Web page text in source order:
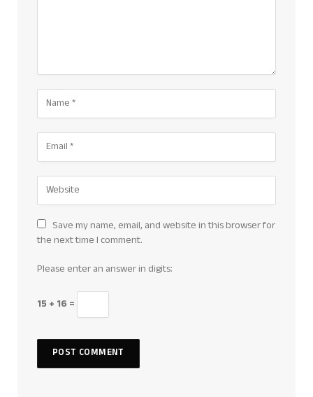
Save my name, email, and website in this browser for
the next time I comment.
Please enter an answer in digits:
15 + 16 =